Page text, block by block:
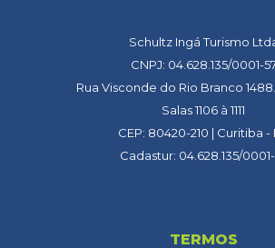
Schultz Ingá Turismo
CNPJ: 04.628.135/0001-
Rua Visconde do Rio Branco 1488.
Salas 1106 à 1111
CEP: 80420-210 | Curitiba -
Cadastur: 04.628.135/
TERMOS